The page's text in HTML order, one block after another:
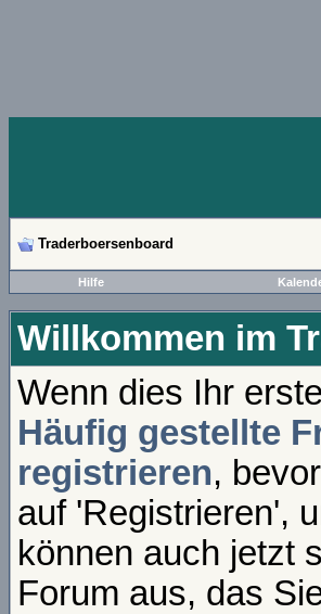
Traderboersenboard
Hilfe
Willkommen im
Wenn dies Ihr
Häufig gestellte
registrieren,
auf 'Registrieren',
können auch jetzt
Forum aus, das